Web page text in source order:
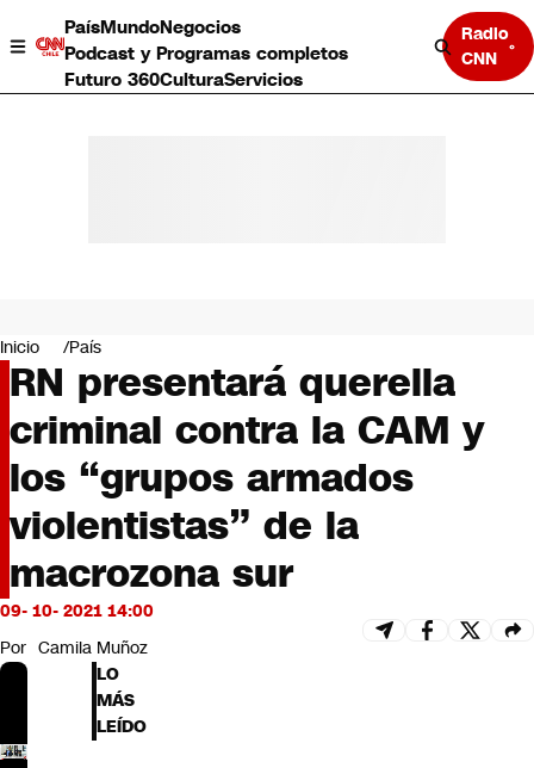
PaísMundoNegocios
Podcast y Programas completos
Futuro 360CulturaServicios
Radio
CNN
Negocios
Deportes
Programas completos
Cultura
Servicios
Bits
CNN Data
CNN tiempo
Opinión
Inicio País
RN presentará querella
criminal contra la CAM y
los “grupos armados
violentistas” de la
macrozona sur
09- 10- 2021 14:00
Por Camila Muñoz
LO
MÁS
LEÍDO